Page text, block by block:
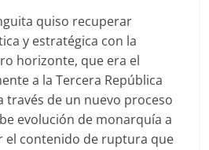
quiso recuperar
y estratégica con la
horizonte, que era el
a la Tercera República
través de un nuevo proceso
evolución de monarquía a
el contenido de ruptura que